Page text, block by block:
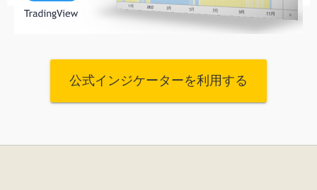
公式インジケーターを利用する